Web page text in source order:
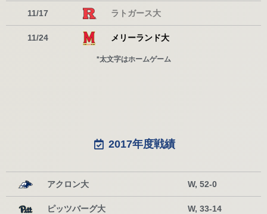
11/17 ラトガース大
11/24 メリーランド大
*太文字はホームゲーム
2017年度戦績
アクロン大 W, 52-0
ピッツバーグ大 W, 33-14